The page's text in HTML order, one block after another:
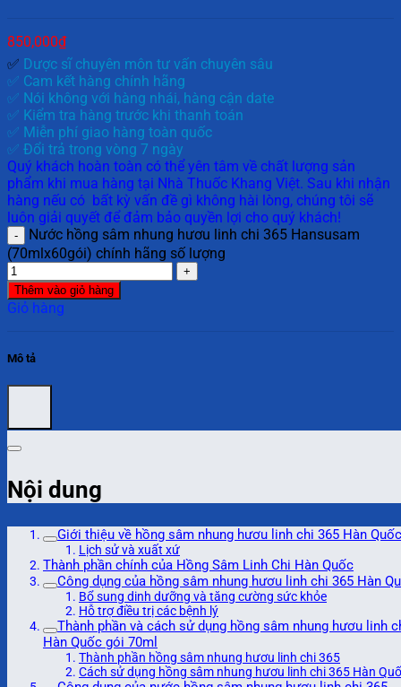
850,000₫
✅ Dược sĩ chuyên môn tư vấn chuyên sâu
✅ Cam kết hàng chính hãng
✅ Nói không với hàng nhái, hàng cận date
✅ Kiểm tra hàng trước khi thanh toán
✅ Miễn phí giao hàng toàn quốc
✅ Đổi trả trong vòng 7 ngày
Quý khách hoàn toàn có thể yên tâm về chất lượng sản
phẩm khi mua hàng tại Nhà Thuốc Khang Việt. Sau khi nhận
hàng nếu có bất kỳ vấn đề gì không hài lòng, chúng tôi sẽ
luôn giải quyết để đảm bảo quyền lợi cho quý khách!
Nước hồng sâm nhung hươu linh chi 365 Hansusam
(70mlx60gói) chính hãng số lượng
Thêm vào giỏ hàng
Giỏ hàng
Mô tả
Nội dung
Giới thiệu về hồng sâm nhung hươu linh chi 365 Hàn Quốc
Lịch sử và xuất xứ
Thành phần chính của Hồng Sâm Linh Chi Hàn Quốc
Công dụng của hồng sâm nhung hươu linh chi 365 Hàn
Bổ sung dinh dưỡng và tăng cường sức khỏe
Hỗ trợ điều trị các bệnh lý
Thành phần và cách sử dụng hồng sâm nhung hươu linh
Hàn Quốc gói 70ml
Thành phần hồng sâm nhung hươu linh chi 365
Cách sử dụng hồng sâm nhung hươu linh chi 365 Hàn